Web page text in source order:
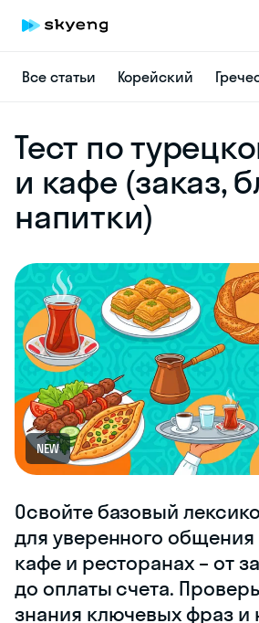
Все статьи Корейский
Тест по
и кафе (заказ,
напитки)
NEW
Освойте базовый
для уверенного общения
кафе и ресторанах – от
до оплаты счета.
знания ключевых фраз и
online